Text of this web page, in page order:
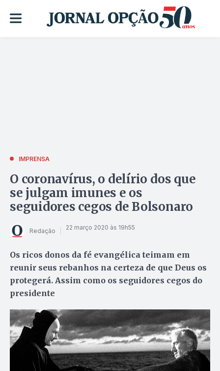
IMPRENSA
O coronavírus, o delírio dos que
se julgam imunes e os
seguidores cegos de Bolsonaro
Redação 22 março 2020 às 19h55
Os ricos donos da fé evangélica teimam em
reunir seus rebanhos na certeza de que Deus os
protegerá. Assim como os seguidores cegos do
presidente